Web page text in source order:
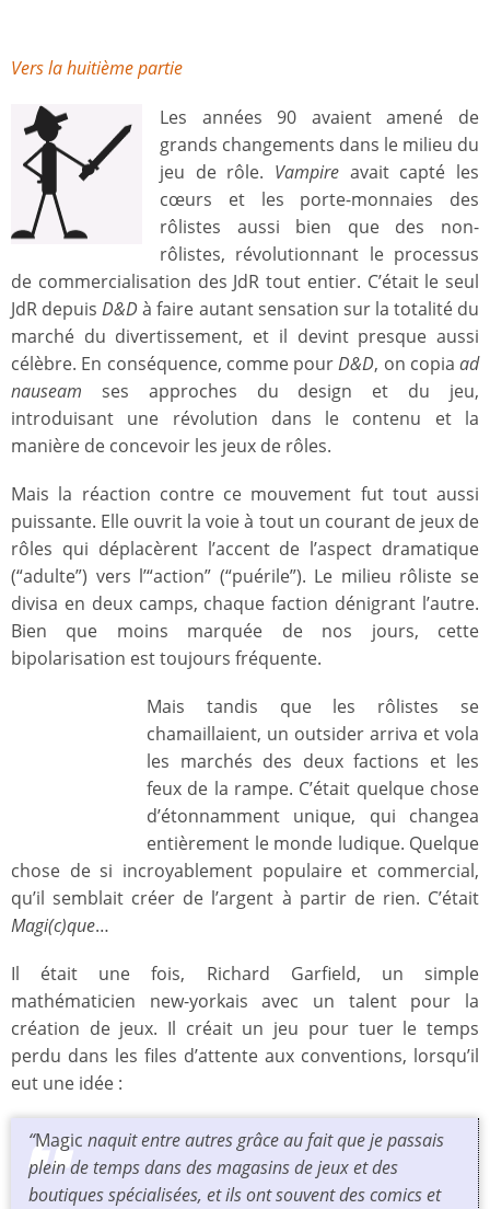
Vers la huitième partie
Les années 90 avaient amené de
grands changements dans le milieu du
jeu de rôle. Vampire avait capté les
cœurs et les porte-monnaies des
rôlistes aussi bien que des non-
rôlistes, révolutionnant le processus
de commercialisation des JdR tout entier. C’était le seul
JdR depuisD&Dà faire autant sensation sur la totalité du
marché du divertissement, et il devint presque aussi
célèbre. En conséquence, comme pourD&D, on copia ad
nauseam ses approches du design et du jeu,
introduisant une révolution dans le contenu et la
manière de concevoir les jeux de rôles.
Mais la réaction contre ce mouvement fut tout aussi
puissante. Elle ouvrit la voie à tout un courant de jeux de
rôles qui déplacèrent l’accent de l’aspect dramatique
(“adulte”) vers l’“action” (“puérile”). Le milieu rôliste se
divisa en deux camps, chaque faction dénigrant l’autre.
Bien que moins marquée de nos jours, cette
bipolarisation est toujours fréquente.
Mais tandis que les rôlistes se
chamaillaient, un outsider arriva et vola
les marchés des deux factions et les
feux de la rampe. C’était quelque chose
d’étonnamment unique, qui changea
entièrement le monde ludique. Quelque
chose de si incroyablement populaire et commercial,
qu’il semblait créer de l’argent à partir de rien. C’était
Magi(c)que…
Il était une fois, Richard Garfield, un simple
mathématicien new-yorkais avec un talent pour la
création de jeux. Il créait un jeu pour tuer le temps
perdu dans les files d’attente aux conventions, lorsqu’il
eut une idée :
“Magic naquit entre autres grâce au fait que je passais
plein de temps dans des magasins de jeux et des
boutiques spécialisées, et ils ont souvent des comics et